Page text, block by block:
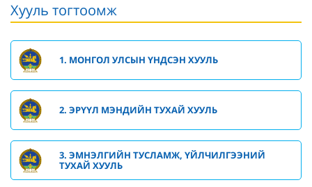
Хууль тогтоомж
1. МОНГОЛ УЛСЫН ҮНДСЭН ХУУЛЬ
2. ЭРҮҮЛ МЭНДИЙН ТУХАЙ ХУУЛЬ
3. ЭМНЭЛГИЙН ТУСЛАМЖ, ҮЙЛЧИЛГЭЭНИЙ
ТУХАЙ ХУУЛЬ